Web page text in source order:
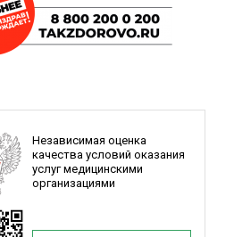
Независимая оценка
качества условий оказания
услуг медицинскими
организациями